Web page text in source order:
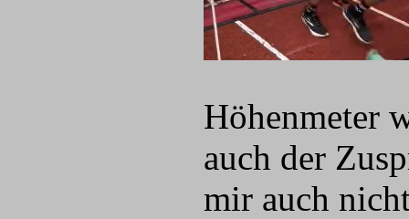
Höhenmeter
auch der
mir auch